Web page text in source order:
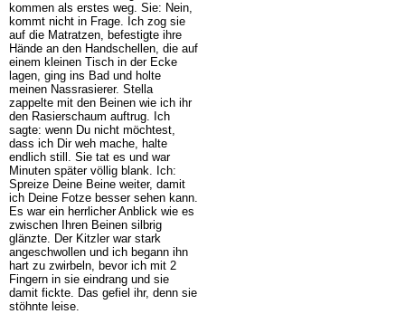
kommen als erstes weg. Sie: Nein,
kommt nicht in Frage. Ich zog sie
auf die Matratzen, befestigte ihre
Hände an den Handschellen, die auf
einem kleinen Tisch in der Ecke
lagen, ging ins Bad und holte
meinen Nassrasierer. Stella
zappelte mit den Beinen wie ich ihr
den Rasierschaum auftrug. Ich
sagte: wenn Du nicht möchtest,
dass ich Dir weh mache, halte
endlich still. Sie tat es und war
Minuten später völlig blank. Ich:
Spreize Deine Beine weiter, damit
ich Deine Fotze besser sehen kann.
Es war ein herrlicher Anblick wie es
zwischen Ihren Beinen silbrig
glänzte. Der Kitzler war stark
angeschwollen und ich begann ihn
hart zu zwirbeln, bevor ich mit 2
Fingern in sie eindrang und sie
damit fickte. Das gefiel ihr, denn sie
stöhnte leise.